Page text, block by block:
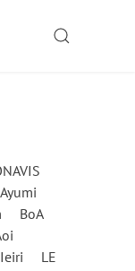
SEARCH
Ayumi
BoA
LE